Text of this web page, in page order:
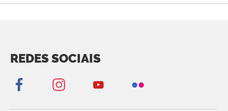
REDES SOCIAIS